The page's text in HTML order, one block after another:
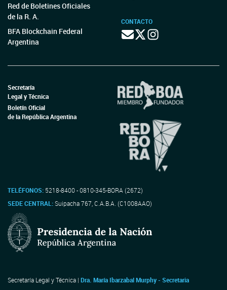
Red de Boletines Oficiales
de la R. A.
BFA Blockchain Federal
Argentina
CONTACTO
Secretaría
Legal y Técnica
Boletín Oficial
de la República Argentina
TELÉFONOS: 5218-8400 - 0810-345-BORA (2672)
SEDE CENTRAL:Suipacha 767, C.A.B.A. (C1008AAO)
Secretaría Legal y Técnica | Dra. María Ibarzabal Murphy - Secretaria